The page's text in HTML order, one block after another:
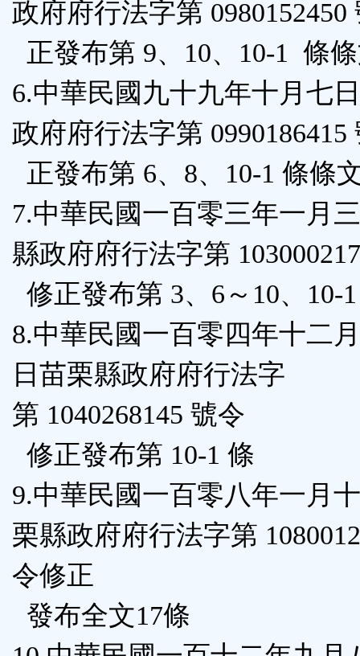
政府府行法字第 0980152450
正發布第 9、10、10-1 條
6.中華民國九十九年十月七
政府府行法字第 0990186415
正發布第 6、8、10-1 條條
7.中華民國一百零三年一月
縣政府府行法字第
修正發布第 3、6～10、10-
8.中華民國一百零四年十二
日苗栗縣政府府行法字
第 1040268145 號令
修正發布第 10-1 條
9.中華民國一百零八年一月
栗縣政府府行法字第
令修正
發布全文17條